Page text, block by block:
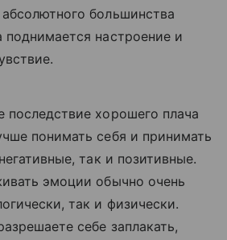
большинства
поднимается настроение и
последствие хорошего плача
понимать себя и принимать
так и позитивные.
эмоции обычно очень
так и физически.
себе заплакать,